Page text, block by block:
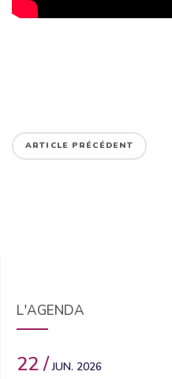
ARTICLE PRÉCÉDENT
L'AGENDA
22 /JUN. 2026